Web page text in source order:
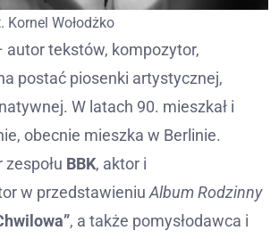
Kornel Wołodżko
autor tekstów, kompozytor,
postać piosenki artystycznej,
W latach 90. mieszkał i
obecnie mieszka w Berlinie.
zespołu BBK, aktor i
w przedstawieniu Album Rodzinny
, a także pomysłodawca i